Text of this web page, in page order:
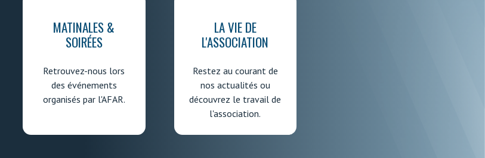
MATINALES &
SOIRÉES
Retrouvez-nous lors
des événements
organisés par l'AFAR.
LA VIE DE
L'ASSOCIATION
Restez au courant de
nos actualités ou
découvrez le travail de
l'association.